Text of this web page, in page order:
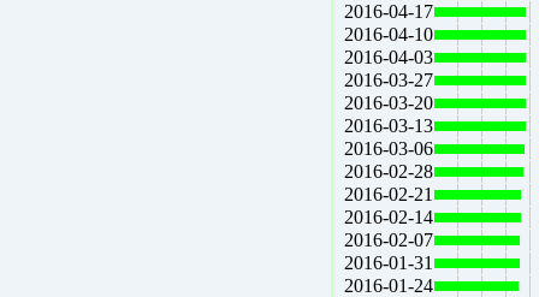
2016-04-17
2016-04-10
2016-04-03
2016-03-27
2016-03-20
2016-03-13
2016-03-06
2016-02-28
2016-02-21
2016-02-14
2016-02-07
2016-01-31
2016-01-24